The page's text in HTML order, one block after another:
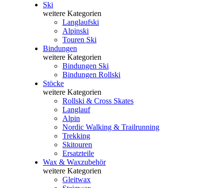
Ski
weitere Kategorien
Langlaufski
Alpinski
Touren Ski
Bindungen
weitere Kategorien
Bindungen Ski
Bindungen Rollski
Stöcke
weitere Kategorien
Rollski & Cross Skates
Langlauf
Alpin
Nordic Walking & Trailrunning
Trekking
Skitouren
Ersatzteile
Wax & Waxzubehör
weitere Kategorien
Gleitwax